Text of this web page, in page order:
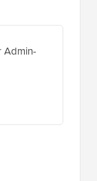
Admin-